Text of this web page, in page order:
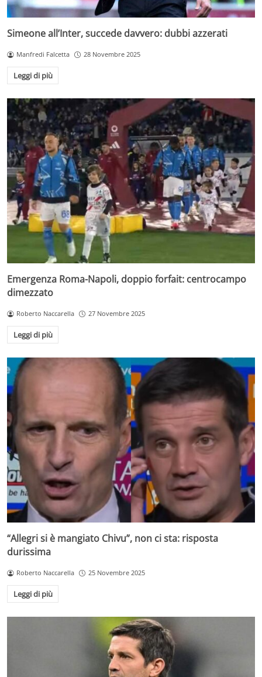
Simeone all’Inter, succede davvero: dubbi azzerati
Manfredi Falcetta 28 Novembre 2025
Leggi di più
Emergenza Roma-Napoli, doppio forfait: centrocampo
dimezzato
Roberto Naccarella 27 Novembre 2025
Leggi di più
“Allegri si è mangiato Chivu”, non ci sta: risposta
durissima
Roberto Naccarella 25 Novembre 2025
Leggi di più